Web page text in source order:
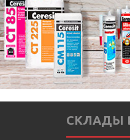
СКЛАДЫ